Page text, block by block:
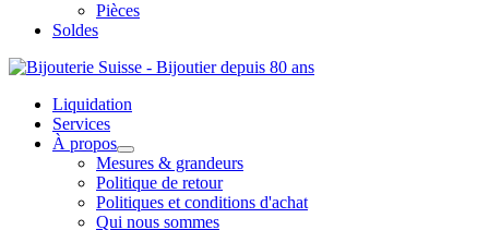
Pièces
Soldes
Liquidation
Services
À propos
Mesures & grandeurs
Politique de retour
Politiques et conditions d'achat
Qui nous sommes